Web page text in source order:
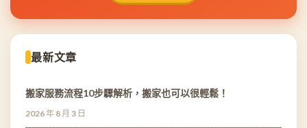
最新文章
搬家服務流程10步驟解析，搬家也可以很輕鬆！
2026 年 8 月 3 日